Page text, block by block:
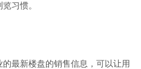
习惯。
最新楼盘的销售信息，可以让用